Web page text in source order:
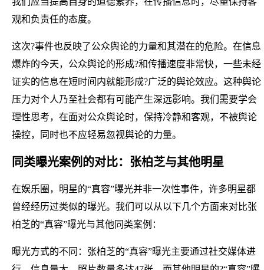
观和负责任的态度。
这次?事件也反映了公众舆论的力量和其潜在的危险。在信息
爆炸的今天，公众舆论的形成?和传播速度非常快，一些未经
证实的信息在短时间内就能形成?广泛的舆论效应。这种舆论
压力对个人乃至社会都有可能产生深远影响。我们需要学会
理性思考，在面对公众舆论时，保持冷静和客观，不被舆论
操控，同时也不应轻易忽视舆论的力量。
同类曝光案例的对比：张柏芝与其他明星
在娱乐圈，明星的“真容”曝光并非一次性事件，许多明星都
曾经经历过类似的曝光。我们可以从以下几个方面来对比张
柏芝的“真容”曝光与其他同类案例：
曝光方式的不同：张柏芝的“真容”曝光主要通过社交媒体进